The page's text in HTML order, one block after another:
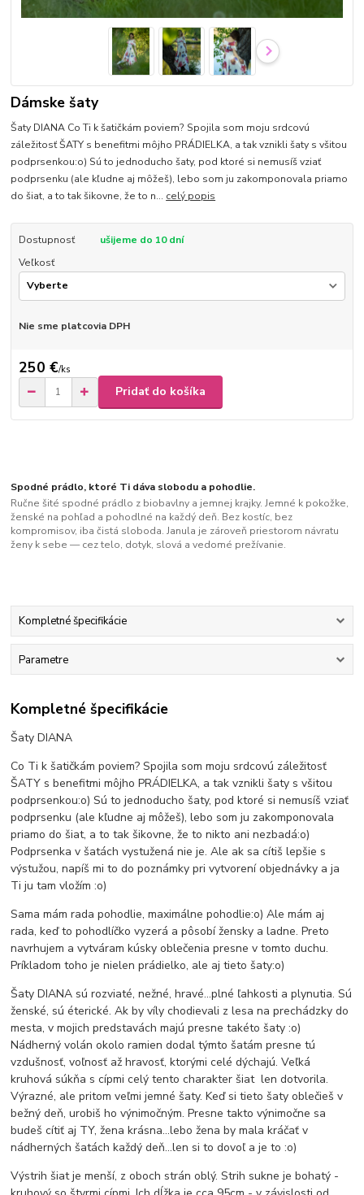
Dámske šaty
Šaty DIANA Co Ti k šatičkám poviem? Spojila som moju srdcovú
záležitosť ŠATY s benefitmi môjho PRÁDIELKA, a tak vznikli šaty s všitou
podprsenkou:o) Sú to jednoducho šaty, pod ktoré si nemusíš vziať
podprsenku (ale kľudne aj môžeš), lebo som ju zakomponovala priamo
do šiat, a to tak šikovne, že to n... celý popis
Dostupnosť
ušijeme do 10 dní
Veľkosť
Nie sme platcovia DPH
250 €/ks
Pridať do košíka
Spodné prádlo, ktoré Ti dáva slobodu a pohodlie.
Ručne šité spodné prádlo z biobavlny a jemnej krajky. Jemné k pokožke,
ženské na pohľad a pohodlné na každý deň. Bez kostíc, bez
kompromisov, iba čistá sloboda. Janula je zároveň priestorom návratu
ženy k sebe — cez telo, dotyk, slová a vedomé prežívanie.
Kompletné špecifikácie
Parametre
Kompletné špecifikácie
Šaty DIANA
Co Ti k šatičkám poviem? Spojila som moju srdcovú záležitosť
ŠATY s benefitmi môjho PRÁDIELKA, a tak vznikli šaty s všitou
podprsenkou:o) Sú to jednoducho šaty, pod ktoré si nemusíš vziať
podprsenku (ale kľudne aj môžeš), lebo som ju zakomponovala
priamo do šiat, a to tak šikovne, že to nikto ani nezbadá:o)
Podprsenka v šatách vystužená nie je. Ale ak sa cítiš lepšie s
výstužou, napíš mi to do poznámky pri vytvorení objednávky a ja
Ti ju tam vložím :o)
Sama mám rada pohodlie, maximálne pohodlie:o) Ale mám aj
rada, keď to pohodlíčko vyzerá a pôsobí žensky a ladne. Preto
navrhujem a vytváram kúsky oblečenia presne v tomto duchu.
Príkladom toho je nielen prádielko, ale aj tieto šaty:o)
Šaty DIANA sú rozviaté, nežné, hravé...plné ľahkosti a plynutia. Sú
ženské, sú éterické. Ak by víly chodievali z lesa na prechádzky do
mesta, v mojich predstavách majú presne takéto šaty :o)
Nádherný volán okolo ramien dodal týmto šatám presne tú
vzdušnosť, voľnosť až hravosť, ktorými celé dýchajú. Veľká
kruhová súkňa s cípmi celý tento charakter šiat len dotvorila.
Výrazné, ale pritom veľmi jemné šaty. Keď si tieto šaty oblečieš v
bežný deň, urobiš ho výnimočným. Presne takto výnimočne sa
budeš cítiť aj TY, žena krásna...lebo žena by mala kráčať v
nádherných šatách každý deň...len si to dovoľ a je to :o)
Výstrih šiat je menší, z oboch strán oblý. Strih sukne je bohatý -